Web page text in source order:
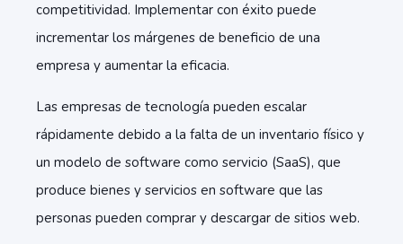
competitividad. Implementar con éxito puede
incrementar los márgenes de beneficio de una
empresa y aumentar la eficacia.
Las empresas de tecnología pueden escalar
rápidamente debido a la falta de un inventario físico y
un modelo de software como servicio (SaaS), que
produce bienes y servicios en software que las
personas pueden comprar y descargar de sitios web.